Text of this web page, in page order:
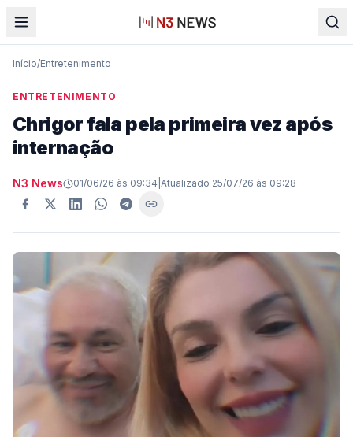
Início/Entretenimento
ENTRETENIMENTO
Chrigor fala pela primeira vez após
internação
N3 News 01/06/26 às 09:34 Atualizado 25/07/26 às 09:28